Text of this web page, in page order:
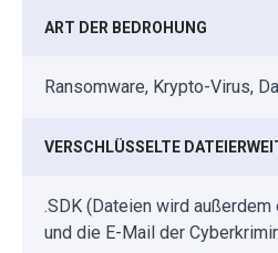
ART DER BEDROHUNG
Ransomware, Krypto-Virus,
VERSCHLÜSSELTE
.SDK (Dateien wird
und die E-Mail der